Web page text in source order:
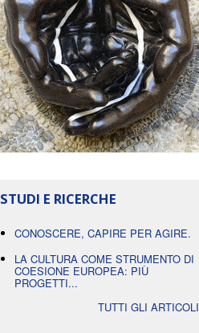
STUDI E RICERCHE
CONOSCERE, CAPIRE PER AGIRE.
LA CULTURA COME STRUMENTO DI
COESIONE EUROPEA: PIÙ
PROGETTI...
TUTTI GLI ARTICOLI